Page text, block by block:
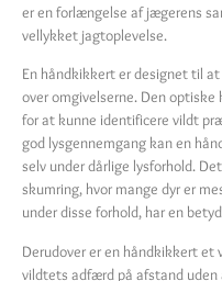
er en forlængelse af jægerens
vellykket jagtoplevelse.
En håndkikkert er designet til
over omgivelserne. Den
for at kunne identificere vildt
god lysgennemgang kan en
selv under dårlige lysforhold.
skumring, hvor mange dyr er
under disse forhold, har en
Derudover er en håndkikkert
vildtets adfærd på afstand